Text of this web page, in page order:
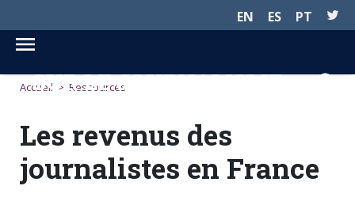
EN ES PT
SUR LE JOURNALISME...
Accueil > Ressources
Les revenus des
journalistes en France